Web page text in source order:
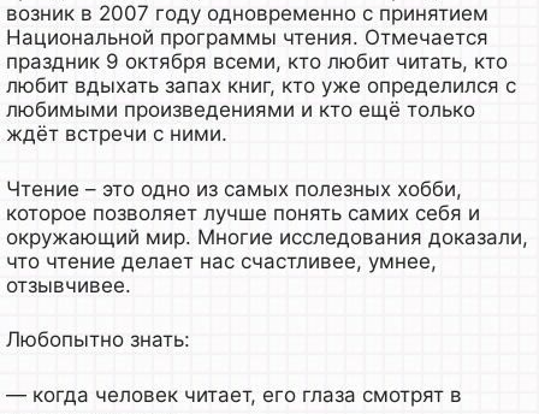
возник в 2007 году одновременно с принятием
Национальной программы чтения. Отмечается
праздник 9 октября всеми, кто любит читать, кто
любит вдыхать запах книг, кто уже определился с
любимыми произведениями и кто ещё только
ждёт встречи с ними.
Чтение – это одно из самых полезных хобби,
которое позволяет лучше понять самих себя и
окружающий мир. Многие исследования доказали,
что чтение делает нас счастливее, умнее,
отзывчивее.
Любопытно знать:
— когда человек читает, его глаза смотрят в